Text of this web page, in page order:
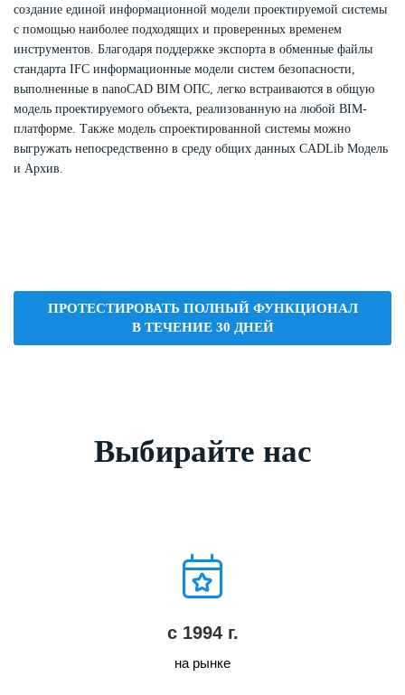
создание единой информационной модели проектируемой системы
с помощью наиболее подходящих и проверенных временем
инструментов. Благодаря поддержке экспорта в обменные файлы
стандарта IFC информационные модели систем безопасности,
выполненные в nanoCAD BIM ОПС, легко встраиваются в общую
модель проектируемого объекта, реализованную на любой BIM-
платформе. Также модель спроектированной системы можно
выгружать непосредственно в среду общих данных CADLib Модель
и Архив.
ПРОТЕСТИРОВАТЬ ПОЛНЫЙ ФУНКЦИОНАЛ
В ТЕЧЕНИЕ 30 ДНЕЙ
Выбирайте нас
с 1994 г.
на рынке